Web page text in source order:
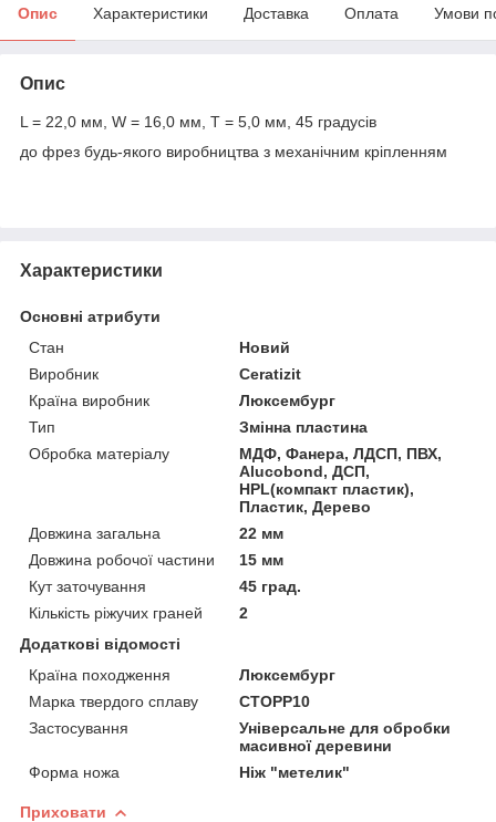
Опис Характеристики Доставка Оплата Умови
Опис
L = 22,0 мм, W = 16,0 мм, T = 5,0 мм, 45 градусів
до фрез будь-якого виробництва з механічним кріпленням
Характеристики
Основні атрибути
Стан
Новий
Виробник
Ceratizit
Країна виробник
Люксембург
Тип
Змінна пластина
Обробка матеріалу
МДФ, Фанера, ЛДСП, ПВХ,
Alucobond, ДСП,
HPL(компакт пластик),
Пластик, Дерево
Довжина загальна
22 мм
Довжина робочої частини
15 мм
Кут заточування
45 град.
Кількість ріжучих граней
2
Додаткові відомості
Країна походження
Люксембург
Марка твердого сплаву
CTOPP10
Застосування
Універсальне для обробки
масивної деревини
Форма ножа
Ніж "метелик"
Приховати